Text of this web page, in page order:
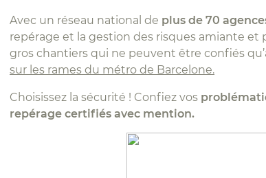
Avec un réseau national de plus de 70
repérage et la gestion des risques amiante
gros chantiers qui ne peuvent être confiés
sur les rames du métro de Barcelone.
Choisissez la sécurité ! Confiez vos
repérage certifiés avec mention.